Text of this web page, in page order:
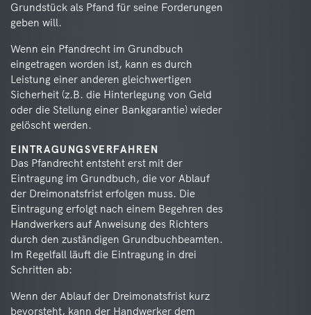
Grundstück als Pfand für seine Forderungen
geben will.
Wenn ein Pfandrecht im Grundbuch
eingetragen worden ist, kann es durch
Leistung einer anderen gleichwertigen
Sicherheit (z.B. die Hinterlegung von Geld
oder die Stellung einer Bankgarantie) wieder
gelöscht werden.
EINTRAGUNGSVERFAHREN
Das Pfandrecht entsteht erst mit der
Eintragung im Grundbuch, die vor Ablauf
der Dreimonatsfrist erfolgen muss. Die
Eintragung erfolgt nach einem Begehren des
Handwerkers auf Anweisung des Richters
durch den zuständigen Grundbuchbeamten.
Im Regelfall läuft die Eintragung in drei
Schritten ab:
Wenn der Ablauf der Dreimonatsfrist kurz
bevorsteht, kann der Handwerker dem